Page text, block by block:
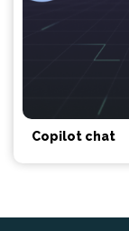
Copilot chat